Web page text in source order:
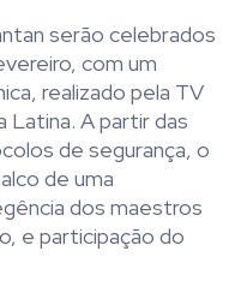
serão celebrados
com um
realizado pela TV
Latina. A partir das
de segurança, o
de uma
dos maestros
e participação do